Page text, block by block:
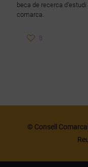
beca de recerca
comarca.
8
© Consell